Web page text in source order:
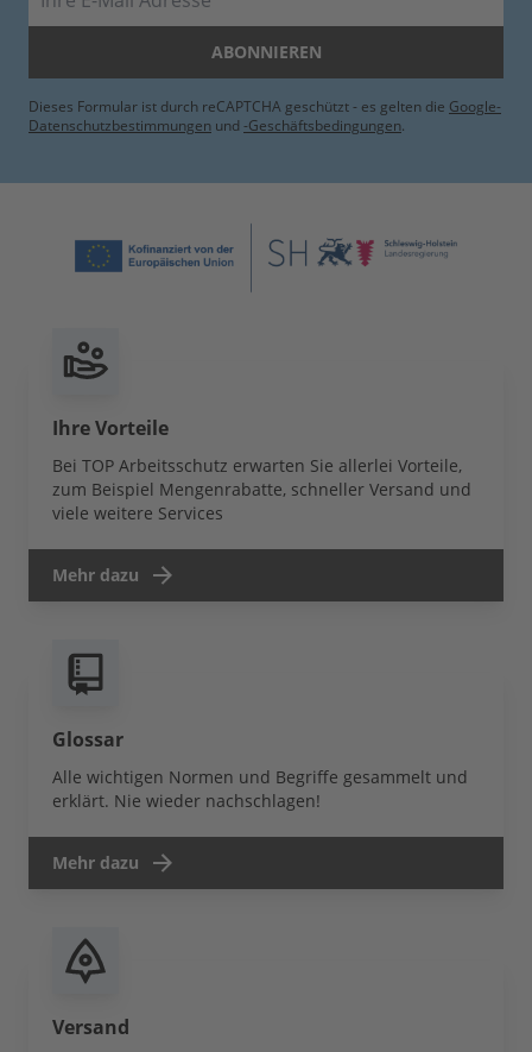
ABONNIEREN
Dieses Formular ist durch reCAPTCHA geschützt - es gelten die Google-
Datenschutzbestimmungen und -Geschäftsbedingungen.
Ihre Vorteile
Bei TOP Arbeitsschutz erwarten Sie allerlei Vorteile,
zum Beispiel Mengenrabatte, schneller Versand und
viele weitere Services
Mehr dazu
Glossar
Alle wichtigen Normen und Begriffe gesammelt und
erklärt. Nie wieder nachschlagen!
Mehr dazu
Versand